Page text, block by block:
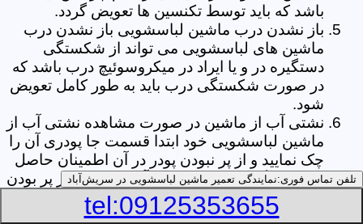
باشد که باید توسط تکنسین ها تعویض گردد.
باز نشدن درب ماشین لباسشویی باز نشدن درب
ماشین های لباسشویی می تواند از شکستگی
دستگیره در و یا ایراد در میکروسوئیچ درب باشد که
در صورت شکستگی درب باید به طور کامل تعویض
شود.
نشتی آب از ماشین در صورت مشاهده نشتی آب از
ماشین لباسشویی خود ابتدا قسمت جا پودری آن را
چک نمایید و از پر نبودن پودر در آن اطمینان حاصل
کنید.زیرا گاهی اوقات نشتی آب می تواند از پر بودن
بیش از حد جا پودری از پودر باشد.از دیگر علل ها
می توان به پارگی لاستیک دور درب ماشین شلنگ
تلفن تماس فوری:نمایندگی تعمیر ماشین لباسشویی در سریش‌آباد
tel:09125353655